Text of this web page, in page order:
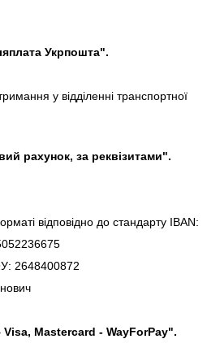
Укрпошта".
у відділенні транспортної
рахунок, за реквізитами".
відповідно до стандарту IBAN:
2648400872
Mastercard - WayForPay".